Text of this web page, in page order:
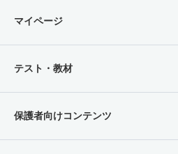
マイページ
テスト・教材
保護者向けコンテンツ